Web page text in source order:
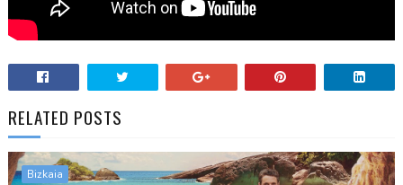
RELATED POSTS
Bizkaia